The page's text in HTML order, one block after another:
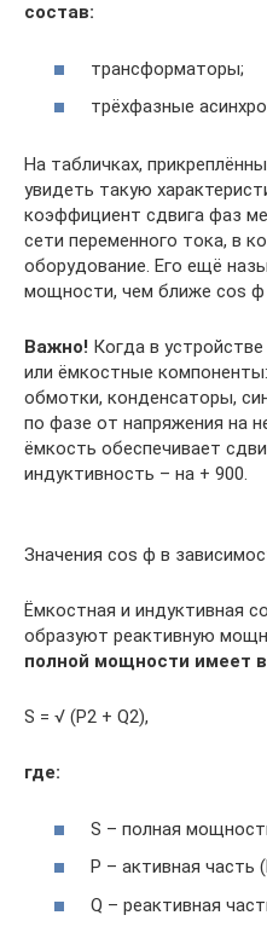
состав:
трансформаторы;
трёхфазные
На табличках,
увидеть такую
коэффициент сдвига фаз
сети переменного тока, в
оборудование. Его ещё
мощности, чем ближе cos ϕ
Важно! Когда в
или ёмкостные
обмотки, конденсаторы,
по фазе от напряжения на
ёмкость обеспечивает
индуктивность – на + 900.
Значения cos ϕ в
Ёмкостная и индуктивная
образуют реактивную
полной мощности имеет
S = √ (P2 + Q2),
где:
S – полная
P – активная часть
Q – реактивная